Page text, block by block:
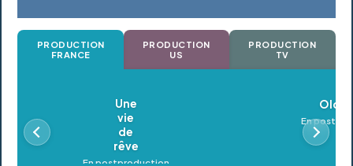
PRODUCTION
FRANCE
PRODUCTION
US
PRODUCTION
TV
Oldeupe
En postproduction